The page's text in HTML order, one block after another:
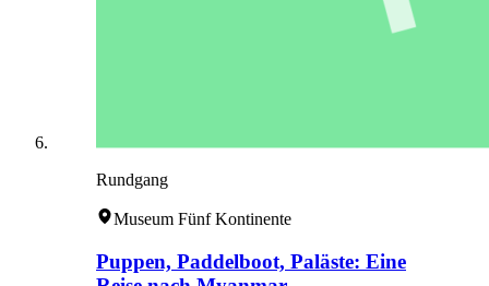
Rundgang
Museum Fünf Kontinente
Puppen, Paddelboot, Paläste: Eine